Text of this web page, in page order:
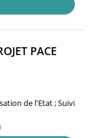
PACE
de l'Etat ; Suivi